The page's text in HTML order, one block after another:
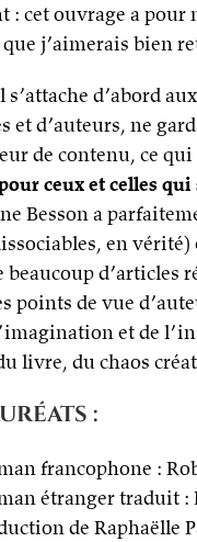
: cet ouvrage a pour
j’aimerais bien
s’attache d’abord
et d’auteurs, ne
de contenu, ce
ceux et celles
Besson a
en vérité)
d’articles
points de vue
et de
livre, du chaos
:
francophone :
étranger traduit
de Raphaëlle